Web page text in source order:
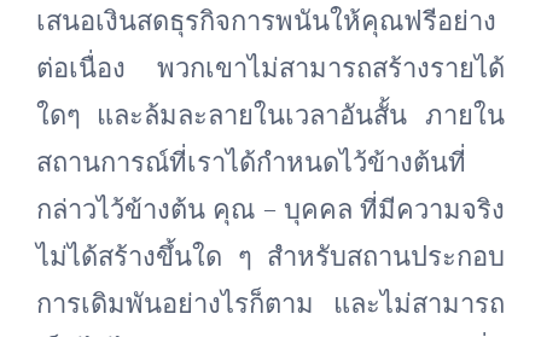
เสนอเงินสดธุรกิจการพนันให้คุณฟรีอย่าง
ต่อเนื่อง พวกเขาไม่สามารถสร้างรายได้
ใดๆ และล้มละลายในเวลาอันสั้น ภายใน
สถานการณ์ที่เราได้กำหนดไว้ข้างต้นที่
กล่าวไว้ข้างต้น คุณ – บุคคล ที่มีความจริง
ไม่ได้สร้างขึ้นใด ๆ สำหรับสถานประกอบ
การเดิมพันอย่างไรก็ตาม และไม่สามารถ